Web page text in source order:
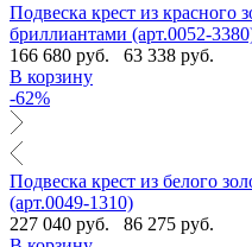
Подвеска крест из красного
бриллиантами (арт.0052-
166 680 руб.
63 338 руб.
В корзину
-62%
Подвеска крест из белого
(арт.0049-1310)
227 040 руб.
86 275 руб.